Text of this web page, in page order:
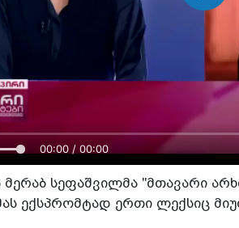
00:00 / 00:00
სეფაშვილმა "მთავარი
ექსპრომტად ერთი ლექსიც